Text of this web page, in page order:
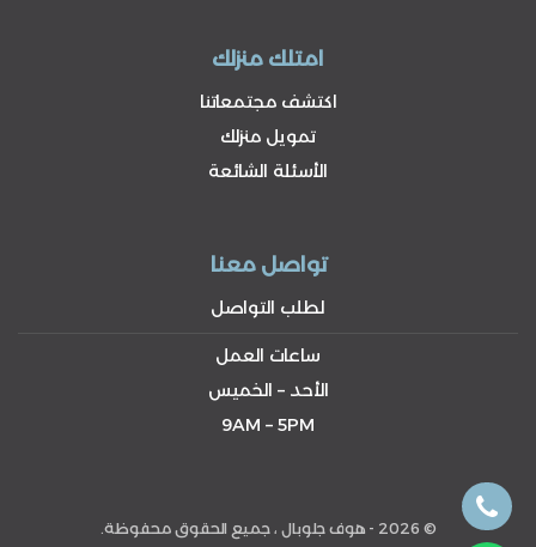
امتلك منزلك
اكتشف مجتمعاتنا
تمويل منزلك
الأسئلة الشائعة
تواصل معنا
لطلب التواصل
ساعات العمل
الأحد – الخميس
9AM – 5PM
© 2026 - هوف جلوبال ، جميع الحقوق محفوظة.